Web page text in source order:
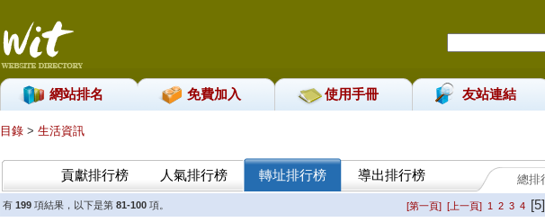
網站排名 免費加入 使用手冊 友站連結
目錄 > 生活資訊
貢獻排行榜 人氣排行榜 轉址排行榜 導出排行榜 總排
有 199 項結果，以下是第 81-100項。 [第一頁] [上一頁] 1 2 3 4 [5]